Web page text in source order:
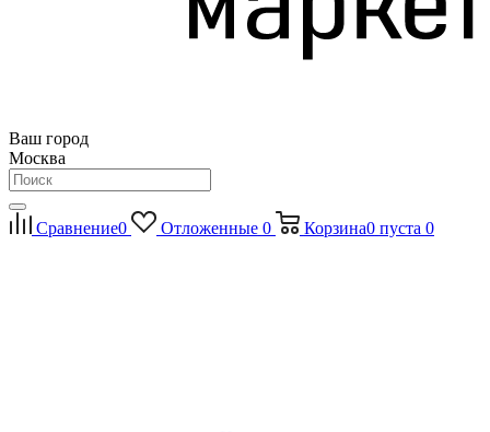
Ваш город
Москва
Сравнение0 Отложенные 0 Корзина0 пуста 0